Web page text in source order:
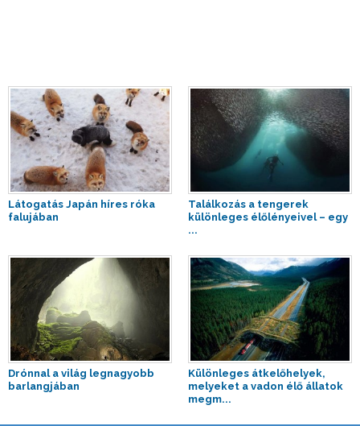
Látogatás Japán híres róka
falujában
Találkozás a tengerek
különleges élőlényeivel – egy
...
Drónnal a világ legnagyobb
barlangjában
Különleges átkelőhelyek,
melyeket a vadon élő állatok
megm...